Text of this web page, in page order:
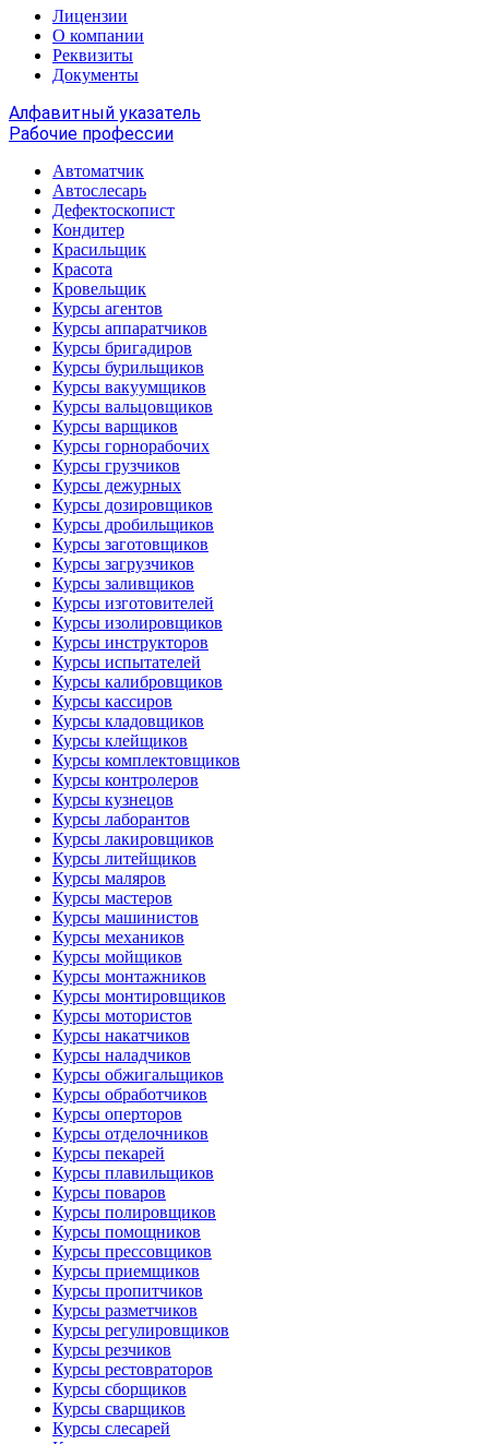
Лицензии
О компании
Реквизиты
Документы
Алфавитный указатель
Рабочие профессии
Автоматчик
Автослесарь
Дефектоскопист
Кондитер
Красильщик
Красота
Кровельщик
Курсы агентов
Курсы аппаратчиков
Курсы бригадиров
Курсы бурильщиков
Курсы вакуумщиков
Курсы вальцовщиков
Курсы варщиков
Курсы горнорабочих
Курсы грузчиков
Курсы дежурных
Курсы дозировщиков
Курсы дробильщиков
Курсы заготовщиков
Курсы загрузчиков
Курсы заливщиков
Курсы изготовителей
Курсы изолировщиков
Курсы инструкторов
Курсы испытателей
Курсы калибровщиков
Курсы кассиров
Курсы кладовщиков
Курсы клейщиков
Курсы комплектовщиков
Курсы контролеров
Курсы кузнецов
Курсы лаборантов
Курсы лакировщиков
Курсы литейщиков
Курсы маляров
Курсы мастеров
Курсы машинистов
Курсы механиков
Курсы мойщиков
Курсы монтажников
Курсы монтировщиков
Курсы мотористов
Курсы накатчиков
Курсы наладчиков
Курсы обжигальщиков
Курсы обработчиков
Курсы оперторов
Курсы отделочников
Курсы пекарей
Курсы плавильщиков
Курсы поваров
Курсы полировщиков
Курсы помощников
Курсы прессовщиков
Курсы приемщиков
Курсы пропитчиков
Курсы разметчиков
Курсы регулировщиков
Курсы резчиков
Курсы рестовраторов
Курсы сборщиков
Курсы сварщиков
Курсы слесарей